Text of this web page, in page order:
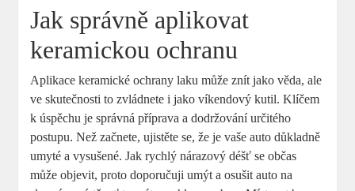
Jak ‍správně aplikovat⁤
keramickou ochranu
Aplikace keramické ochrany laku ​může znít‍ jako věda, ⁣ale⁤
ve skutečnosti to zvládnete i ‍jako víkendový kutil. Klíčem
k úspěchu je správná příprava a dodržování určitého
postupu. Než začnete, ujistěte se,‍ že je vaše auto důkladně
umyté a vysušené. Jak rychlý nárazový déšť se‌ občas
může objevit, proto doporučuji umýt a⁢ osušit auto na